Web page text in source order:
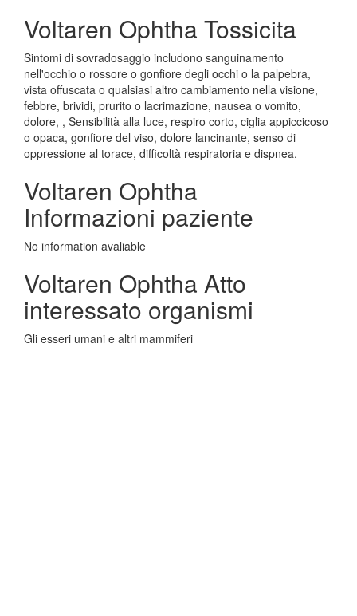
Voltaren Ophtha Tossicita
Sintomi di sovradosaggio includono sanguinamento
nell'occhio o rossore o gonfiore degli occhi o la palpebra,
vista offuscata o qualsiasi altro cambiamento nella visione,
febbre, brividi, prurito o lacrimazione, nausea o vomito,
dolore, , Sensibilità alla luce, respiro corto, ciglia appiccicoso
o opaca, gonfiore del viso, dolore lancinante, senso di
oppressione al torace, difficoltà respiratoria e dispnea.
Voltaren Ophtha
Informazioni paziente
No information avaliable
Voltaren Ophtha Atto
interessato organismi
Gli esseri umani e altri mammiferi